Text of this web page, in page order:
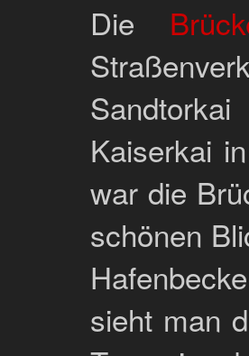
Die
Kaiserkai
war die
schönen
sieht man